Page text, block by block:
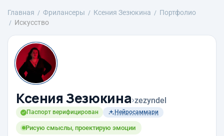
Главная Фрилансеры Ксения Зезюкина
Портфолио
Искусство
Ксения Зезюкина›zezyndel
Паспорт верифицирован Нейросаммари
Рисую смыслы, проектирую эмоции